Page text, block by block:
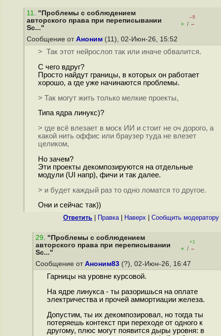
11. "Проблемы с соблюдением
авторского права при переписывании
Sc..."
–5
+ / –
Сообщение от Аноним (11), 02-Июн-26, 15:52
> Так этот нейрослоп так или иначе обвалится.
С чего вдруг?
Просто найдут границы, в которых он работает
хорошо, а где уже начинаются проблемы.
> Так могут жить только мелкие проекты,
Типа ядра линукс)?
> где всё влезает в моск ИИ и стоит не оч дорого, а
какой нить оффис или браузер туда не влезет
целиком,
Но зачем?
Эти проекты декомпозируются на отдельные
модули (UI напр), фичи и так далее.
> и будет каждый раз то одно ломатся то другое.
Они и сейчас так))
Ответить Правка| Наверх Cообщить модератору
29. "Проблемы с соблюдением
авторского права при переписывании
Sc..."
+1
+ / –
Сообщение от Аноним83 (?), 02-Июн-26, 16:47
Гарницы на уровне курсовой.
На ядре линукса - ты разоришься на оплате
электричества и прочей аммортиации железа.
Допустим, ты их декомпозировал, но тогда ты
потеряешь контекст при переходе от одного к
другому, плюс могут появится дыры уровня: в